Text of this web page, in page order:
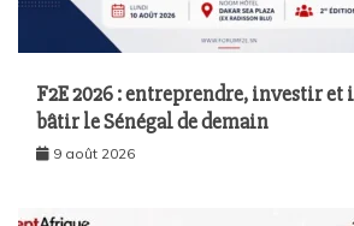
F2E 2026 : entreprendre, investir
bâtir le Sénégal de demain
9 août 2026